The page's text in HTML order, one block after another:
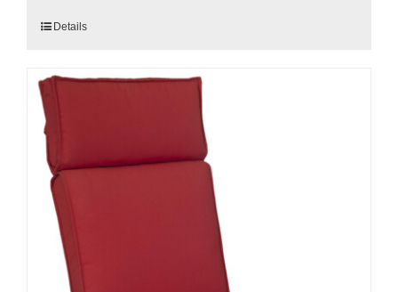
Dieses
mehrere
Varianten
auf.
Die
Optionen
können
auf
der
Produktseite
gewählt
Details